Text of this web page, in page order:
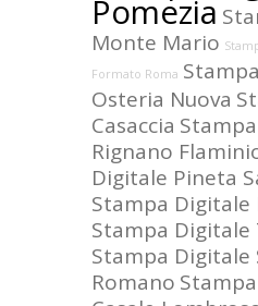
Pomezia
Monte Mario
Formato Roma
Osteria Nuova
Casaccia
Rignano
Digitale Pineta
Stampa Digitale
Stampa
Stampa Digitale
Romano